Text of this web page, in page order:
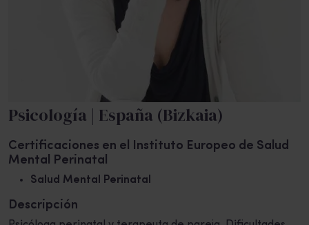
Psicología | España (Bizkaia)
Certificaciones en el Instituto Europeo de Salud
Mental Perinatal
Salud Mental Perinatal
Descripción